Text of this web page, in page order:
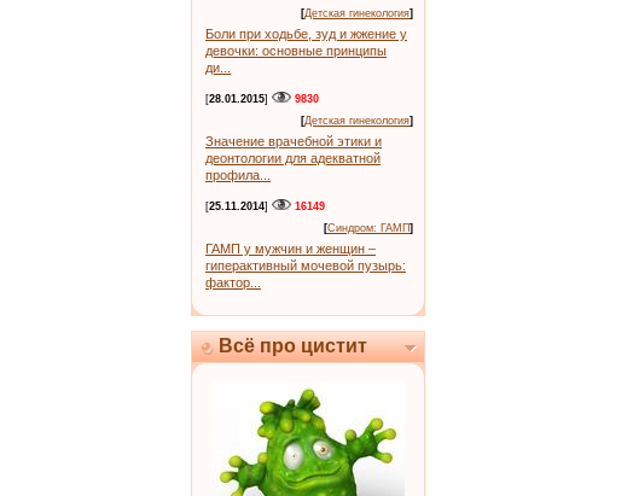
[Детская гинекология]
Боли при ходьбе, зуд и жжение у
девочки: основные принципы
ди...
[28.01.2015]
9830
[Детская гинекология]
Значение врачебной этики и
деонтологии для адекватной
профила...
[25.11.2014]
16149
[Синдром: ГАМП]
ГАМП у мужчин и женщин –
гиперактивный мочевой пузырь:
фактор...
Всё про цистит